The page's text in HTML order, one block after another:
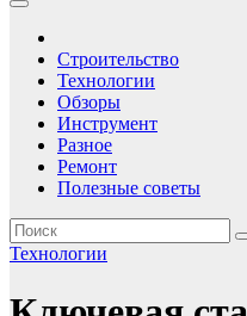
Строительство
Технологии
Обзоры
Инструмент
Разное
Ремонт
Полезные советы
Технологии